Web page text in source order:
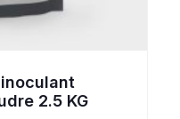
2.5 KG